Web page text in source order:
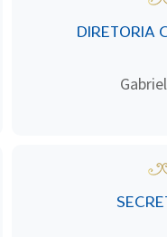
DIRETORIA